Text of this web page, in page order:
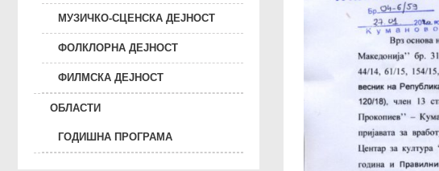
МУЗИЧКО-СЦЕНСКА ДЕЈНОСТ
ФОЛКЛОРНА ДЕЈНОСТ
ФИЛМСКА ДЕЈНОСТ
ОБЛАСТИ
ГОДИШНА ПРОГРАМА